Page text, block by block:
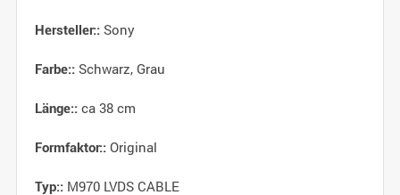
Hersteller::Sony
Farbe::Schwarz, Grau
Länge::ca 38 cm
Formfaktor::Original
Typ::M970 LVDS CABLE